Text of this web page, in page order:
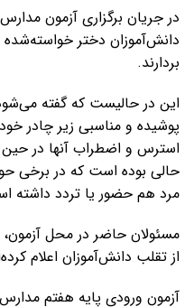
در جریان برگزاری آزمون
دانش‌آموزان دختر
بردارند.
این در حالیست که گفته
پوشیده و مناسبی زیر چادر
استرس و اضطراب آنها در
حالی بوده است که در برخی
مرد هم حضور یا تردد داشته
مسئولان حاضر در محل
از تقلب دانش‌آموزان اعلام
آزمون‌ ورودی پایه هفتم